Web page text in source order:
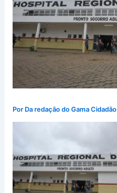
Por Da redação do Gama Cidadão